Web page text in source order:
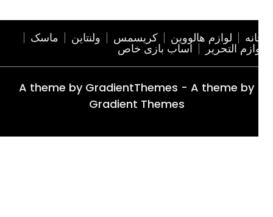
لوازم هالووین کریسمس ولنتاین ماسک
التحریر اساب بازی خاص
A theme by GradientThemes - A theme by
Gradient Themes